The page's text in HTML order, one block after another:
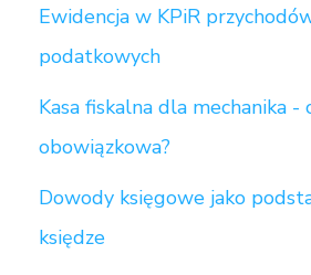
Ewidencja w KPiR
podatkowych
Kasa fiskalna dla mechanika -
obowiązkowa?
Dowody księgowe jako
księdze